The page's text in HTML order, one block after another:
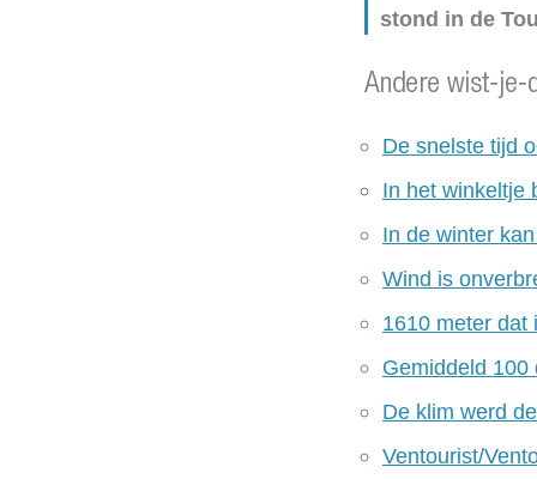
stond in de
De snelste tijd
In het winkeltje
In de winter
Wind is
1610 meter dat
Gemiddeld 100
De klim werd
Ventourist/